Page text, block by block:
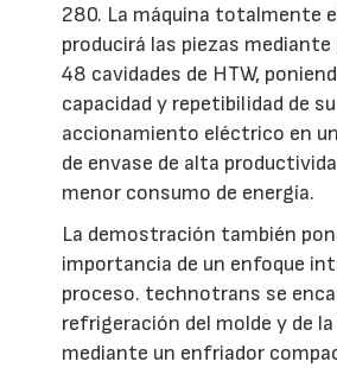
280. La máquina totalmente
producirá las piezas mediante
48 cavidades de HTW,
capacidad y repetibilidad de
accionamiento eléctrico en
de envase de alta
menor consumo de energía.
La demostración también
importancia de un enfoque
proceso. technotrans se
refrigeración del molde y de
mediante un enfriador